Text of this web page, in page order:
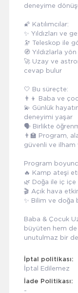
deneyime
🌠 Katılımcılar:
✨ Yıldızları ve
🔭 Teleskop ile
🧭 Yıldızlarla
🚀 Uzay ve
cevap bulur
🤍 Bu süreçte:
👨‍👦 Baba ve
💫 Günlük
deneyimi yaşar
🗣️ Birlikte
👨‍🏫 Program,
güvenli ve
Program
🔥 Kamp ateşi
🌿 Doğa ile iç
🎬 Açık hava
✨ Bilim ve doğa
Baba & Çocuk
büyüten hem de
unutulmaz bir
İptal politikası:
İptal Edilemez
İade Politikası:
-